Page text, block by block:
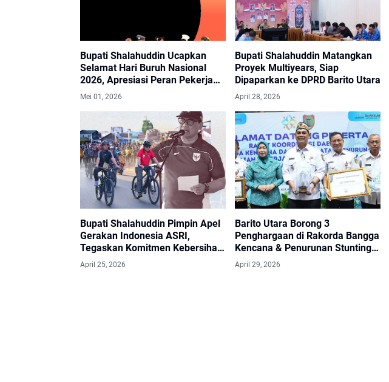
Bupati Shalahuddin Ucapkan
Selamat Hari Buruh Nasional
2026, Apresiasi Peran Pekerja
dalam Pembangunan Daerah
Mei 01, 2026
Bupati Shalahuddin Matangkan
Proyek Multiyears, Siap
Dipaparkan ke DPRD Barito Utara
April 28, 2026
Bupati Shalahuddin Pimpin Apel
Gerakan Indonesia ASRI,
Tegaskan Komitmen Kebersihan
Lingkungan
April 25, 2026
Barito Utara Borong 3
Penghargaan di Rakorda Bangga
Kencana & Penurunan Stunting
Kalteng 2026
April 29, 2026